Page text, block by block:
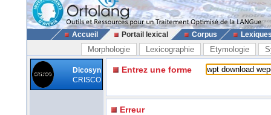
Accueil Portail lexical Corpus
Morphologie Lexicographie Etymologie
Dicosyn
CRISCO
Entrez une forme
Erreur